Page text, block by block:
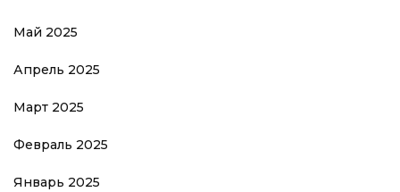
Май 2025
Апрель 2025
Март 2025
Февраль 2025
Январь 2025